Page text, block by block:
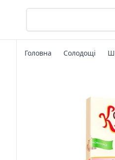
Головна Солодощі